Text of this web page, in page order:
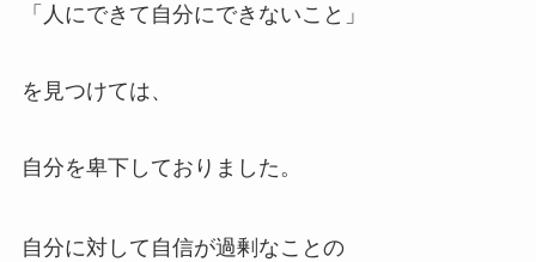
「人にできて自分にできないこと」
を見つけては、
自分を卑下しておりました。
自分に対して自信が過剰なことの